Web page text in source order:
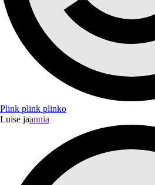
Plink plink plinko
Luise jaannia